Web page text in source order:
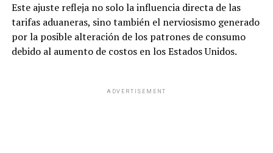
Este ajuste refleja no solo la influencia directa de las
tarifas aduaneras, sino también el nerviosismo generado
por la posible alteración de los patrones de consumo
debido al aumento de costos en los Estados Unidos.
ADVERTISEMENT